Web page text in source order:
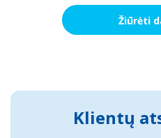
Žiūrėti
Klientų